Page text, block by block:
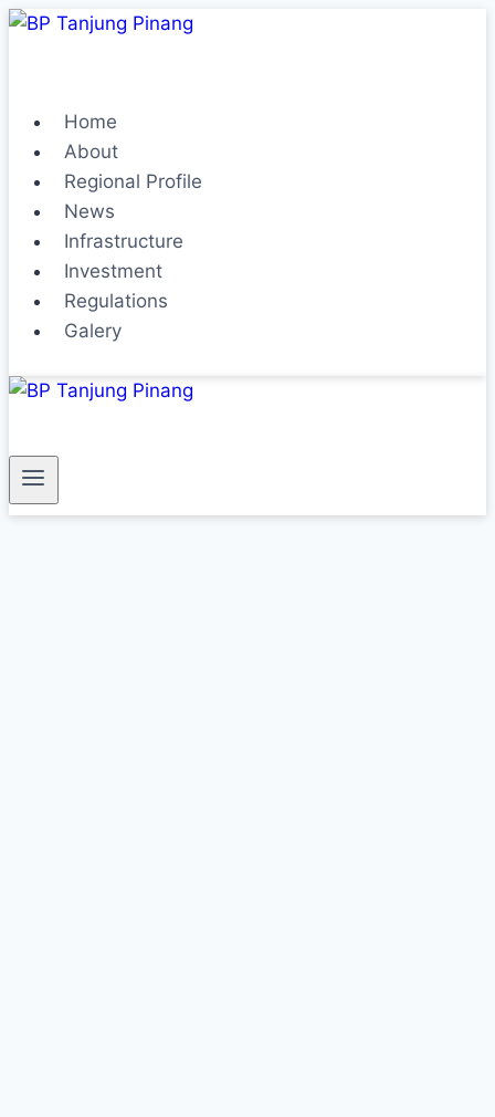
Home
About
Regional Profile
News
Infrastructure
Investment
Regulations
Galery